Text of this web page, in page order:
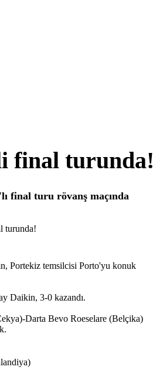
final turunda!
final turu rövanş maçında
Portekiz temsilcisi Porto'yu konuk
Daikin, 3-0 kazandı.
Darta Bevo Roeselare (Belçika)